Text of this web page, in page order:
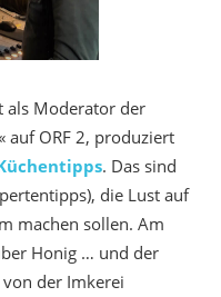
als Moderator der
auf ORF 2, produziert
. Das sind
die Lust auf
machen sollen. Am
Honig … und der
der Imkerei